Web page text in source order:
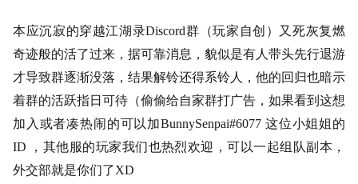
本应沉寂的穿越江湖录Discord群（玩家自创）又死灰复燃
奇迹般的活了过来，据可靠消息，貌似是有人带头先行退游
才导致群逐渐没落，结果解铃还得系铃人，他的回归也暗示
着群的活跃指日可待（偷偷给自家群打广告，如果看到这想
加入或者凑热闹的可以加BunnySenpai#6077 这位小姐姐的
ID ，其他服的玩家我们也热烈欢迎，可以一起组队副本，
外交部就是你们了XD